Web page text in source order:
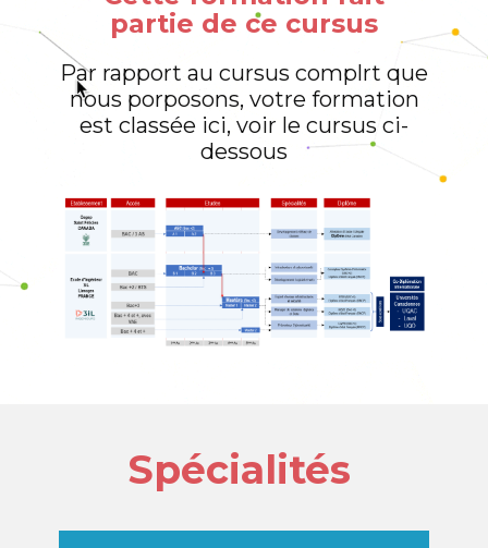
partie de ce cursus
Par rapport au cursus complrt que
nous porposons, votre formation
est classée ici, voir le cursus ci-
dessous
Spécialités